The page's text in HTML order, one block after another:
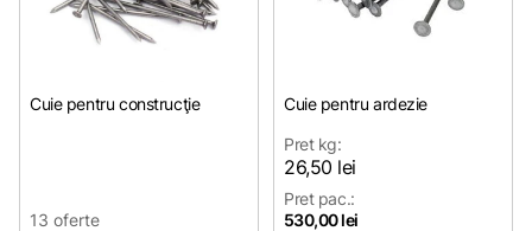
Cuie pentru construcţie
13 oferte
Cuie pentru ardezie
Pret kg:
26,50 lei
Pret pac.:
530,00 lei